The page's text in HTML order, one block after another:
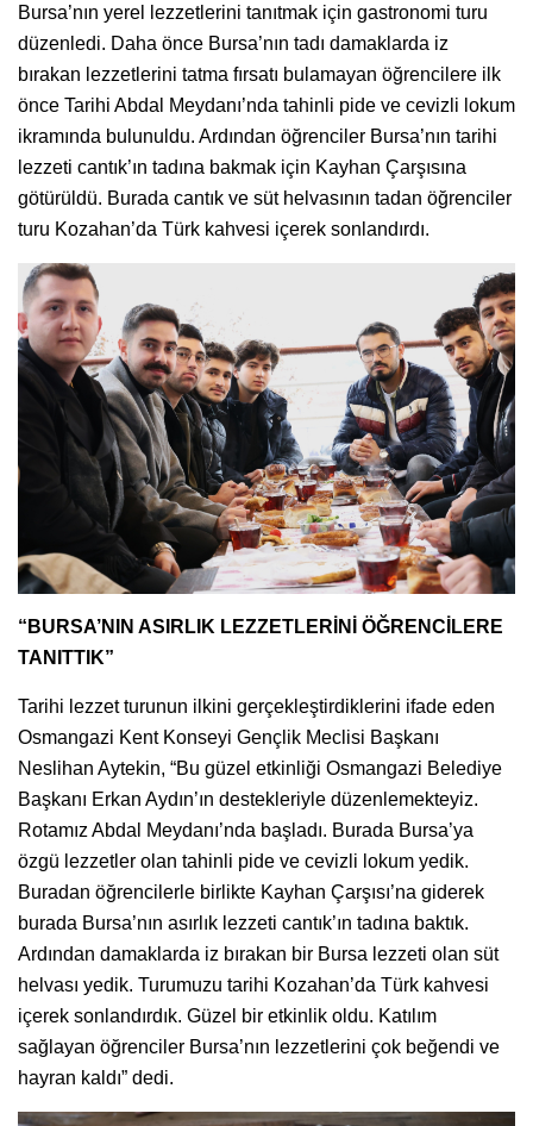
Bursa’nın yerel lezzetlerini tanıtmak için gastronomi turu
düzenledi. Daha önce Bursa’nın tadı damaklarda iz
bırakan lezzetlerini tatma fırsatı bulamayan öğrencilere ilk
önce Tarihi Abdal Meydanı’nda tahinli pide ve cevizli lokum
ikramında bulunuldu. Ardından öğrenciler Bursa’nın tarihi
lezzeti cantık’ın tadına bakmak için Kayhan Çarşısına
götürüldü. Burada cantık ve süt helvasının tadan öğrenciler
turu Kozahan’da Türk kahvesi içerek sonlandırdı.
“BURSA’NIN ASIRLIK LEZZETLERİNİ ÖĞRENCİLERE
TANITTIK”
Tarihi lezzet turunun ilkini gerçekleştirdiklerini ifade eden
Osmangazi Kent Konseyi Gençlik Meclisi Başkanı
Neslihan Aytekin, “Bu güzel etkinliği Osmangazi Belediye
Başkanı Erkan Aydın’ın destekleriyle düzenlemekteyiz.
Rotamız Abdal Meydanı’nda başladı. Burada Bursa’ya
özgü lezzetler olan tahinli pide ve cevizli lokum yedik.
Buradan öğrencilerle birlikte Kayhan Çarşısı’na giderek
burada Bursa’nın asırlık lezzeti cantık’ın tadına baktık.
Ardından damaklarda iz bırakan bir Bursa lezzeti olan süt
helvası yedik. Turumuzu tarihi Kozahan’da Türk kahvesi
içerek sonlandırdık. Güzel bir etkinlik oldu. Katılım
sağlayan öğrenciler Bursa’nın lezzetlerini çok beğendi ve
hayran kaldı” dedi.